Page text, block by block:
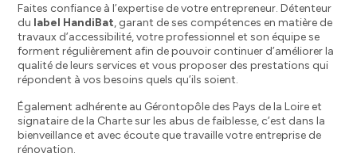
Faites confiance à l’expertise de votre entrepreneur. Détenteur
du label HandiBat, garant de ses compétences en matière de
travaux d’accessibilité, votre professionnel et son équipe se
forment régulièrement afin de pouvoir continuer d’améliorer la
qualité de leurs services et vous proposer des prestations qui
répondent à vos besoins quels qu’ils soient.
Également adhérente au Gérontopôle des Pays de la Loire et
signataire de la Charte sur les abus de faiblesse, c’est dans la
bienveillance et avec écoute que travaille votre entreprise de
rénovation.